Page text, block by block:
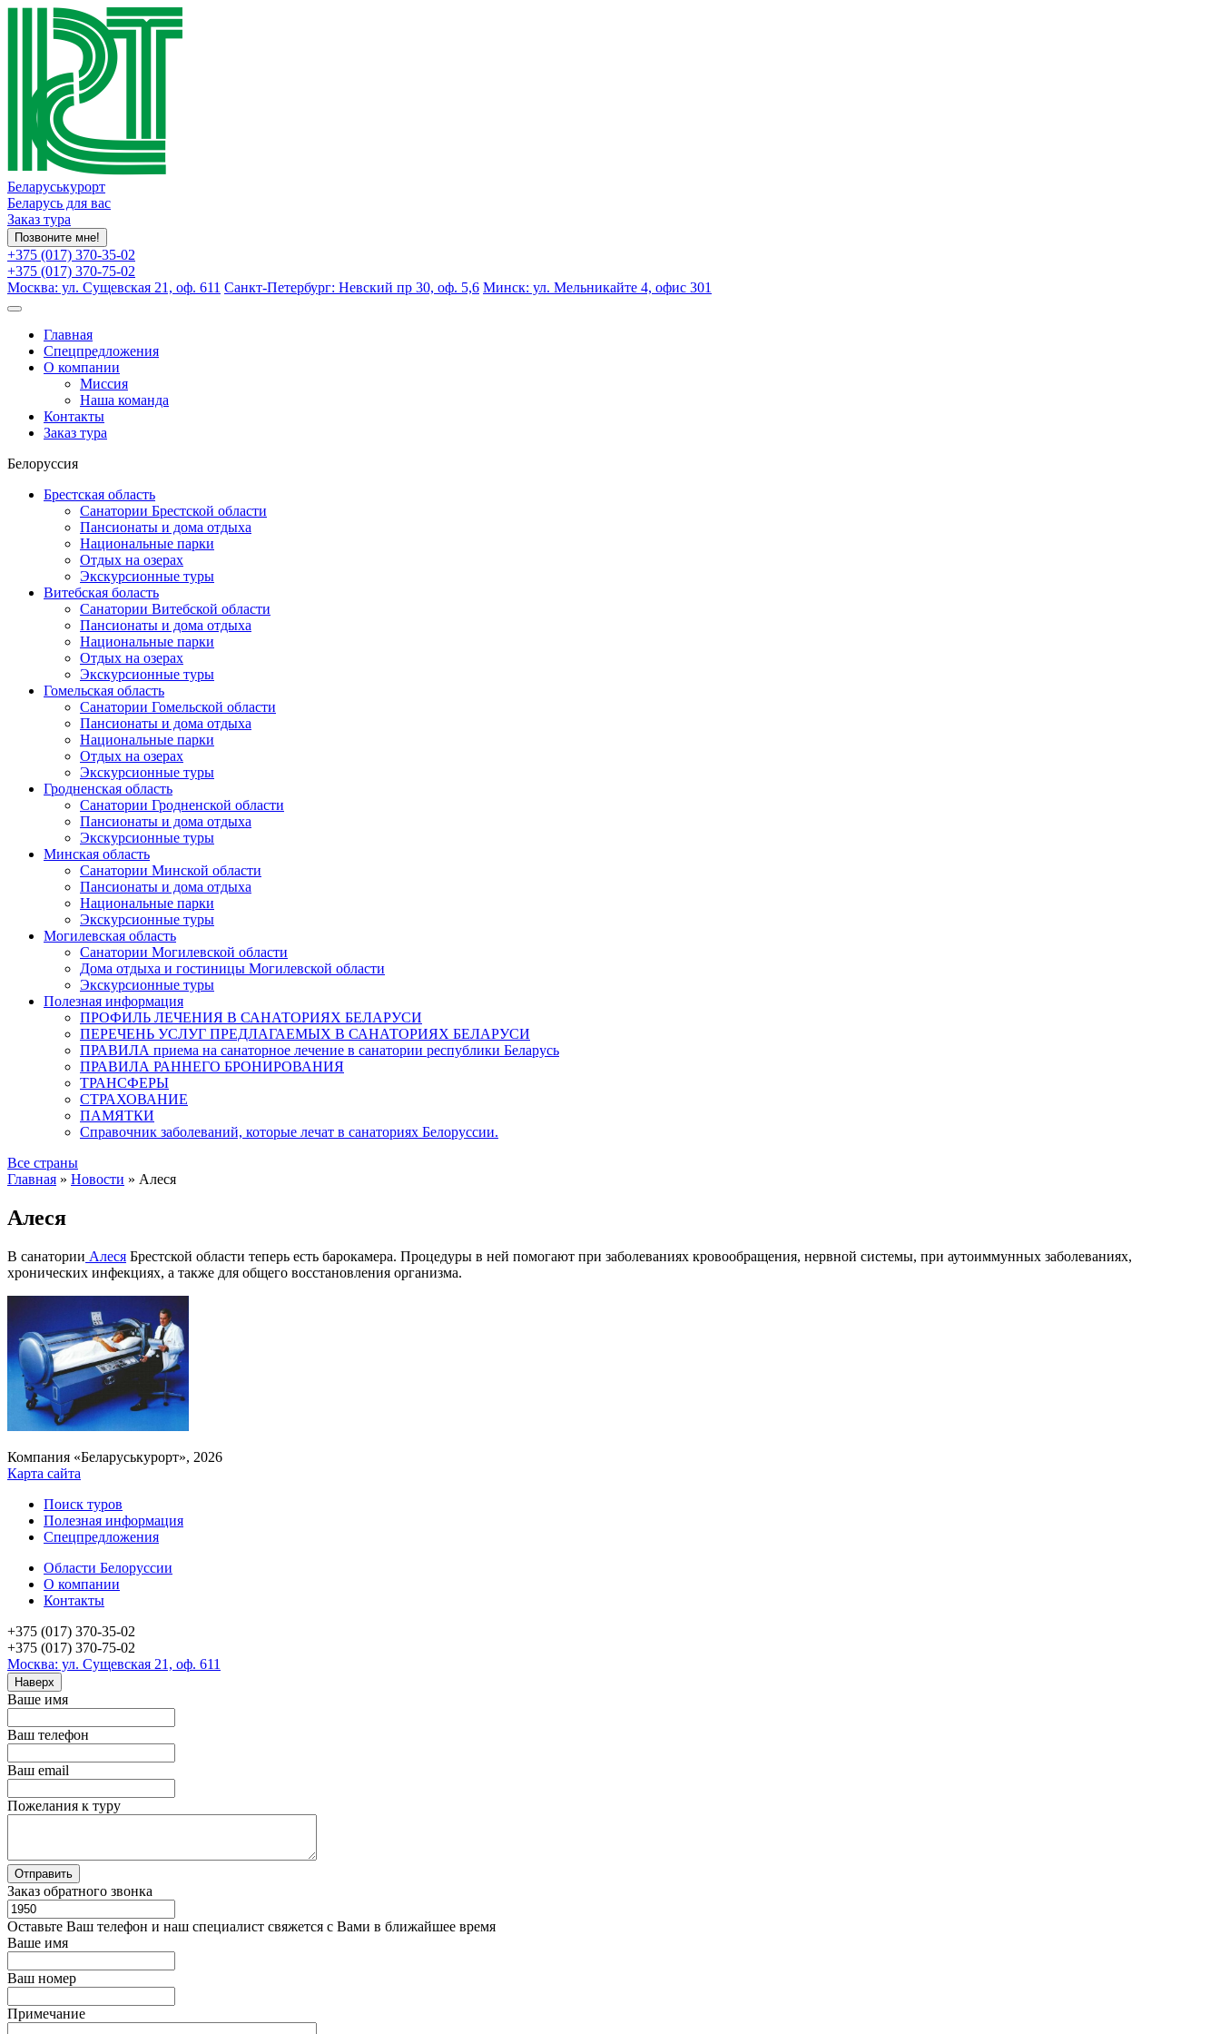
Беларуськурорт
Беларусь для вас
Заказ тура
Позвоните мне!
+375 (017) 370-35-02
+375 (017) 370-75-02
Москва: ул. Сущевская 21, оф. 611 Санкт-Петербург: Невский пр 30, оф. 5,6 Минск: ул. Мельникайте 4, офис 301
Главная
Спецпредложения
О компании
Миссия
Наша команда
Контакты
Заказ тура
Белоруссия
Брестская область
Санатории Брестской области
Пансионаты и дома отдыха
Национальные парки
Отдых на озерах
Экскурсионные туры
Витебская боласть
Санатории Витебской области
Пансионаты и дома отдыха
Национальные парки
Отдых на озерах
Экскурсионные туры
Гомельская область
Санатории Гомельской области
Пансионаты и дома отдыха
Национальные парки
Отдых на озерах
Экскурсионные туры
Гродненская область
Санатории Гродненской области
Пансионаты и дома отдыха
Экскурсионные туры
Минская область
Санатории Минской области
Пансионаты и дома отдыха
Национальные парки
Экскурсионные туры
Могилевская область
Санатории Могилевской области
Дома отдыха и гостиницы Могилевской области
Экскурсионные туры
Полезная информация
ПРОФИЛЬ ЛЕЧЕНИЯ В САНАТОРИЯХ БЕЛАРУСИ
ПЕРЕЧЕНЬ УСЛУГ ПРЕДЛАГАЕМЫХ В САНАТОРИЯХ БЕЛАРУСИ
ПРАВИЛА приема на санаторное лечение в санатории республики Беларусь
ПРАВИЛА РАННЕГО БРОНИРОВАНИЯ
ТРАНСФЕРЫ
СТРАХОВАНИЕ
ПАМЯТКИ
Справочник заболеваний, которые лечат в санаториях Белоруссии.
Все страны
Главная » Новости » Алеся
Алеся
В санатории Алеся Брестской области теперь есть барокамера. Процедуры в ней помогают при заболеваниях кровообращения, нервной системы, при аутоиммунных заболеваниях,
хронических инфекциях, а также для общего восстановления организма.
Компания «Беларуськурорт», 2026
Карта сайта
Поиск туров
Полезная информация
Спецпредложения
Области Белоруссии
О компании
Контакты
+375 (017) 370-35-02
+375 (017) 370-75-02
Москва: ул. Сущевская 21, оф. 611
Наверх
Ваше имя
Ваш телефон
Ваш email
Пожелания к туру
Заказ обратного звонка
Оставьте Ваш телефон и наш специалист свяжется с Вами в ближайшее время
Ваше имя
Ваш номер
Примечание